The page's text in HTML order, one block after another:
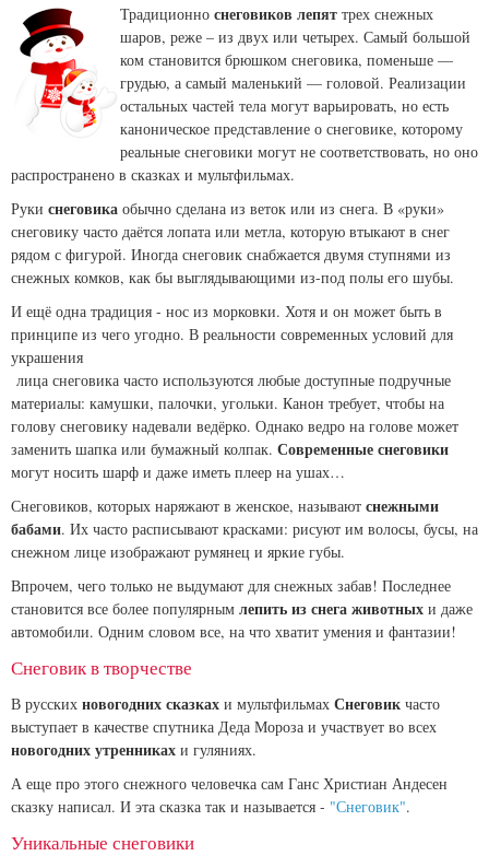
Традиционно снеговиков лепят трех снежных
шаров, реже – из двух или четырех. Самый большой
ком становится брюшком снеговика, поменьше —
грудью, а самый маленький — головой. Реализации
остальных частей тела могут варьировать, но есть
каноническое представление о снеговике, которому
реальные снеговики могут не соответствовать, но оно
распространено в сказках и мультфильмах.
Руки снеговика обычно сделана из веток или из снега. В «руки»
снеговику часто даётся лопата или метла, которую втыкают в снег
рядом с фигурой. Иногда снеговик снабжается двумя ступнями из
снежных комков, как бы выглядывающими из-под полы его шубы.
И ещё одна традиция - нос из морковки. Хотя и он может быть в
принципе из чего угодно. В реальности современных условий для
украшения
лица снеговика часто используются любые доступные подручные
материалы: камушки, палочки, угольки. Канон требует, чтобы на
голову снеговику надевали ведёрко. Однако ведро на голове может
заменить шапка или бумажный колпак. Современные снеговики
могут носить шарф и даже иметь плеер на ушах…
Снеговиков, которых наряжают в женское, называют снежными
бабами. Их часто расписывают красками: рисуют им волосы, бусы, на
снежном лице изображают румянец и яркие губы.
Впрочем, чего только не выдумают для снежных забав! Последнее
становится все более популярным лепить из снега животных и даже
автомобили. Одним словом все, на что хватит умения и фантазии!
Снеговик в творчестве
В русских новогодних сказках и мультфильмах Снеговик часто
выступает в качестве спутника Деда Мороза и участвует во всех
новогодних утренниках и гуляниях.
А еще про этого снежного человечка сам Ганс Христиан Андесен
сказку написал. И эта сказка так и называется - "Снеговик".
Уникальные снеговики